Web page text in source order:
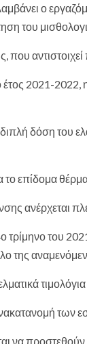
ο
του
που
έτος 2021-
δόση του
το επίδομα
ανέρχεται
4ο τρίμηνο
της
να